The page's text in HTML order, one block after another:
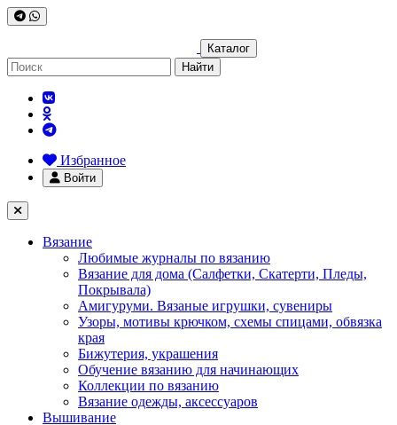
Каталог
Найти
Избранное
Войти
Вязание
Любимые журналы по вязанию
Вязание для дома (Салфетки, Скатерти, Пледы,
Покрывала)
Амигуруми. Вязаные игрушки, сувениры
Узоры, мотивы крючком, схемы спицами, обвязка
края
Бижутерия, украшения
Обучение вязанию для начинающих
Коллекции по вязанию
Вязание одежды, аксессуаров
Вышивание